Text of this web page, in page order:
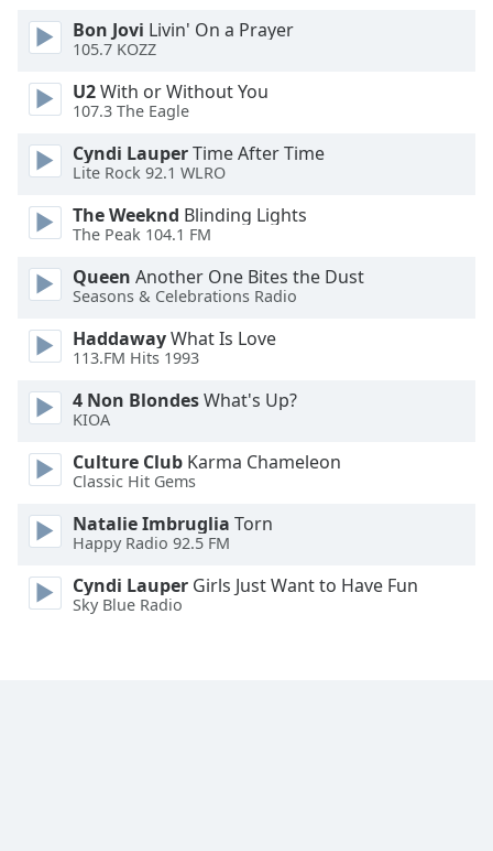
Family
Reset
Done
Close
Modal
Dialog
End
window.
Bon Jovi Livin' On a Prayer
105.7 KOZZ
U2With or Without You
107.3 The Eagle
Cyndi LauperTime After Time
Lite Rock 92.1 WLRO
The Weeknd Blinding Lights
The Peak 104.1 FM
Queen Another One Bites the Dust
Seasons & Celebrations Radio
HaddawayWhat Is Love
113.FM Hits 1993
4 Non BlondesWhat's Up?
KIOA
Culture Club Karma Chameleon
Classic Hit Gems
Natalie Imbruglia Torn
Happy Radio 92.5 FM
Cyndi Lauper Girls Just Want to Have Fun
Sky Blue Radio